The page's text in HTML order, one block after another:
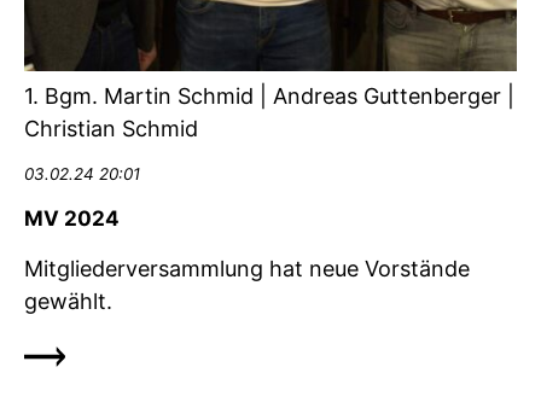
1. Bgm. Martin Schmid | Andreas Guttenberger |
Christian Schmid
03.02.24 20:01
MV 2024
Mitgliederversammlung hat neue Vorstände
gewählt.